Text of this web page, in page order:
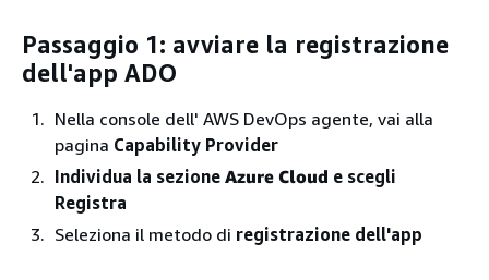
Passaggio 1: avviare la registrazione
dell'app ADO
Nella console dell' AWS DevOps agente, vai alla
pagina Capability Provider
Individua la sezione Azure Cloud e scegli
Registra
Seleziona il metodo di registrazione dell'app